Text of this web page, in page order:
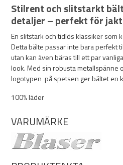
Stilrent och slitstarkt
detaljer – perfekt för
En slitstark och tidlös klassiker som
Detta bälte passar inte bara perfekt
utan kan även bäras till ett par
look. Med sin robusta metallspänne
logotypen på spetsen ger bältet en
100% läder
VARUMÄRKE